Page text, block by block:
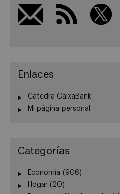
Enlaces
Cátedra CaixaBank
Mi página personal
Categorías
Economía (906)
Hogar (20)